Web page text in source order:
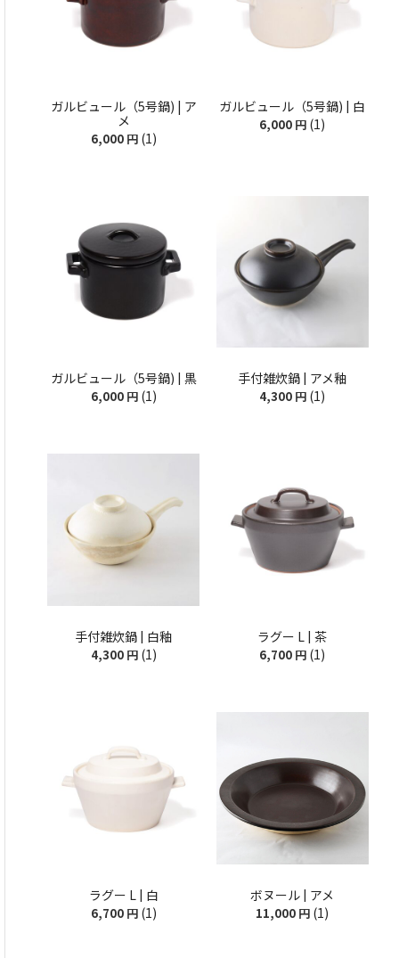
ガルビュール（5号鍋) | ア
メ
6,000 円 (1)
ガルビュール（5号鍋) | 白
6,000 円 (1)
ガルビュール（5号鍋) | 黒
6,000 円 (1)
手付雑炊鍋 | アメ釉
4,300 円 (1)
手付雑炊鍋 | 白釉
4,300 円 (1)
ラグー L | 茶
6,700 円 (1)
ラグー L | 白
6,700 円 (1)
ボヌール | アメ
11,000 円 (1)